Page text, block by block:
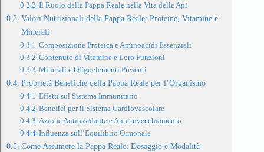
Il Ruolo della Pappa Reale nella Vita delle Api
Valori Nutrizionali della Pappa Reale: Proteine, Vitamine e
Minerali
Composizione Proteica e Aminoacidi Essenziali
Contenuto di Vitamine e Loro Funzioni
Minerali e Oligoelementi Presenti
Proprietà Benefiche della Pappa Reale per l’Organismo
Effetti sul Sistema Immunitario
Benefici per il Sistema Cardiovascolare
Azione Antiossidante e Anti-invecchiamento
Influenza sull’Equilibrio Ormonale
Come Assumere la Pappa Reale: Dosaggio e Modalità